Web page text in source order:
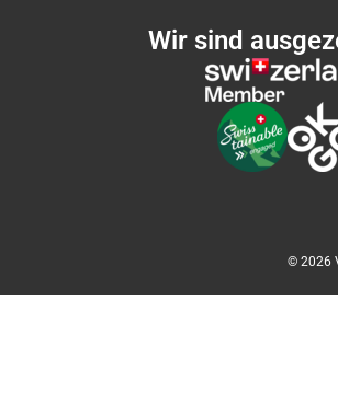
Wir sind
© 2026